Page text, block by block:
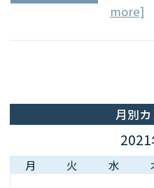
more]
月別
月 火 水